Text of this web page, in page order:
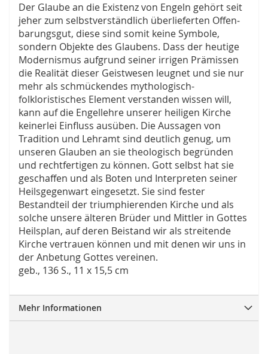
Der Glaube an die Existenz von Engeln gehört seit
jeher zum selbstverständlich überlieferten Offen­
barungsgut, diese sind somit keine Symbole,
sondern Objekte des Glaubens. Dass der heutige
Modernismus aufgrund seiner irrigen Prämissen
die Realität dieser Geistwesen leugnet und sie nur
mehr als schmückendes mythologisch-
folkloristisches Element verstanden wissen will,
kann auf die Engellehre unserer heiligen Kirche
keinerlei Einfluss ausüben. Die Aussagen von
Tradition und Lehramt sind deutlich genug, um
unseren Glauben an sie theologisch begründen
und rechtfertigen zu können. Gott selbst hat sie
geschaffen und als Boten und Interpreten seiner
Heilsgegenwart eingesetzt. Sie sind fester
Bestandteil der trium­phierenden Kirche und als
solche unsere älteren Brüder und Mittler in Gottes
Heilsplan, auf deren Beistand wir als streitende
Kirche vertrauen können und mit denen wir uns in
der Anbetung Gottes vereinen.
geb., 136 S., 11 x 15,5 cm
Mehr Informationen